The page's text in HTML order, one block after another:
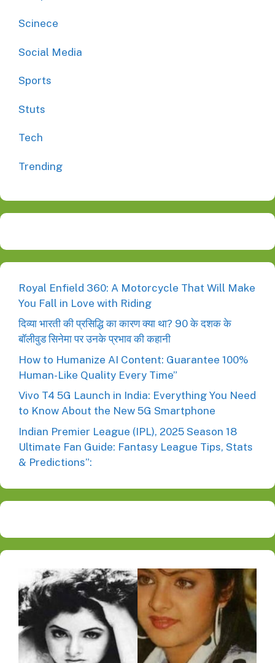
Scinece
Social Media
Sports
Stuts
Tech
Trending
Royal Enfield 360: A Motorcycle That Will Make
You Fall in Love with Riding
दिव्या भारती की प्रसिद्धि का कारण क्या था? 90 के दशक के
बॉलीवुड सिनेमा पर उनके प्रभाव की कहानी
How to Humanize AI Content: Guarantee 100%
Human-Like Quality Every Time”
Vivo T4 5G Launch in India: Everything You Need
to Know About the New 5G Smartphone
Indian Premier League (IPL), 2025 Season 18
Ultimate Fan Guide: Fantasy League Tips, Stats
& Predictions”: